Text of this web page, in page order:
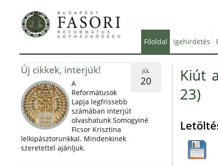
Főoldal Igehirdetés
JÚL
20
Új cikkek, interjúk!
A
Reformátusok
Lapja legfrissebb
számában interjút
olvashatunk Somogyiné
Ficsor Krisztina
lelkipásztorunkkal. Mindenkinek
szeretettel ajánljuk.
Kiút
23)